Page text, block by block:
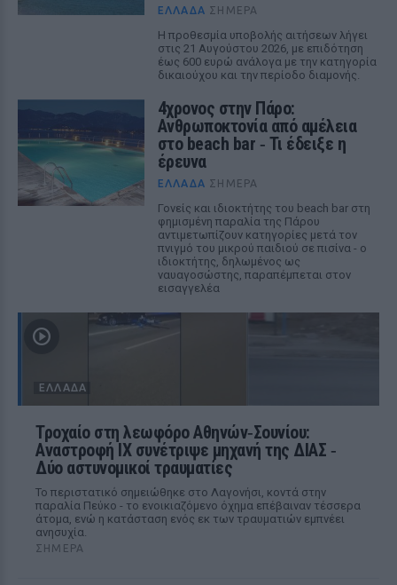
ΕΛΛΆΔΑ ΣΉΜΕΡΑ
Η προθεσμία υποβολής αιτήσεων λήγει
στις 21 Αυγούστου 2026, με επιδότηση
έως 600 ευρώ ανάλογα με την κατηγορία
δικαιούχου και την περίοδο διαμονής.
4χρονος στην Πάρο:
Ανθρωποκτονία από αμέλεια
στο beach bar ‑ Τι έδειξε η
έρευνα
ΕΛΛΆΔΑ ΣΉΜΕΡΑ
Γονείς και ιδιοκτήτης του beach bar στη
φημισμένη παραλία της Πάρου
αντιμετωπίζουν κατηγορίες μετά τον
πνιγμό του μικρού παιδιού σε πισίνα - ο
ιδιοκτήτης, δηλωμένος ως
ναυαγοσώστης, παραπέμπεται στον
εισαγγελέα
ΕΛΛΆΔΑ
Τροχαίο στη λεωφόρο Αθηνών‑Σουνίου:
Αναστροφή ΙΧ συνέτριψε μηχανή της ΔΙΑΣ ‑
Δύο αστυνομικοί τραυματίες
Το περιστατικό σημειώθηκε στο Λαγονήσι, κοντά στην
παραλία Πεύκο - το ενοικιαζόμενο όχημα επέβαιναν τέσσερα
άτομα, ενώ η κατάσταση ενός εκ των τραυματιών εμπνέει
ανησυχία.
ΣΉΜΕΡΑ